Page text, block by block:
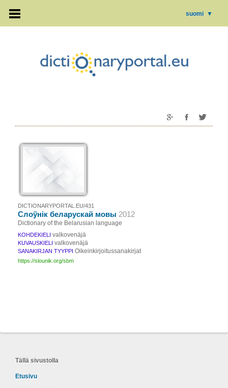
suomi ▼
DICTIONARYPORTAL.EU/431
Слоўнік беларускай мовы 2012
Dictionary of the Belarusian language
KOHDEKIELI valkovenäjä
KUVAUSKIELI valkovenäjä
SANAKIRJAN TYYPPI Oikeinkirjoitussanakirjat
https://slounik.org/sbm
Tällä sivustolla
Etusivu